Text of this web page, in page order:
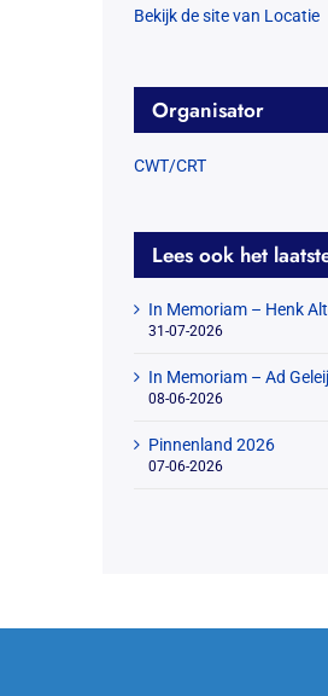
Bekijk de site van Locatie
Organisator
CWT/CRT
Lees ook het
In Memoriam – Henk
31-07-2026
In Memoriam – Ad
08-06-2026
Pinnenland 2026
07-06-2026